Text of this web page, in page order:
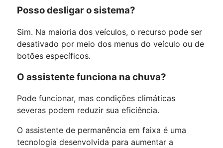
Posso desligar o sistema?
Sim. Na maioria dos veículos, o recurso pode ser
desativado por meio dos menus do veículo ou de
botões específicos.
O assistente funciona na chuva?
Pode funcionar, mas condições climáticas
severas podem reduzir sua eficiência.
O assistente de permanência em faixa é uma
tecnologia desenvolvida para aumentar a